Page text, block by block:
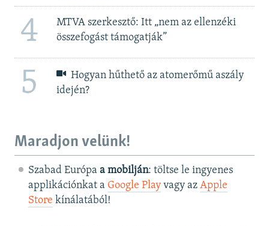
4
MTVA szerkesztő: Itt „nem az ellenzéki
összefogást támogatják”
5
Hogyan hűthető az atomerőmű aszály
idején?
Maradjon velünk!
Szabad Európa a mobilján: töltse le ingyenes
applikációnkat a Google Playvagy az Apple
Store kínálatából!